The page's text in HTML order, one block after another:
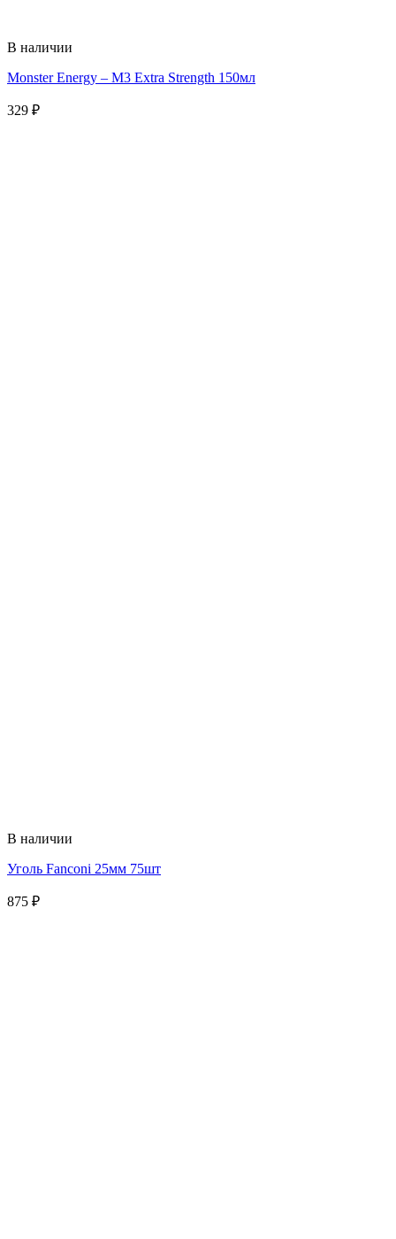
В наличии
Monster Energy – M3 Extra Strength 150мл
329 ₽
В наличии
Уголь Fanconi 25мм 75шт
875 ₽